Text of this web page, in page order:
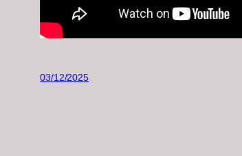
03/12/2025